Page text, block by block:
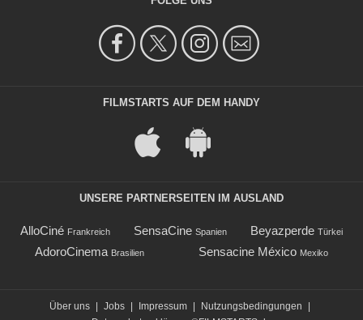
FILMSTARTS AUF DEM HANDY
UNSERE PARTNERSEITEN IM AUSLAND
AlloCiné Frankreich SensaCine Spanien Beyazperde Türkei
AdoroCinema Brasilien Sensacine México Mexiko
Über uns Jobs Impressum Nutzungsbedingungen